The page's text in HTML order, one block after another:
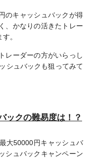
のキャッシュバックが得
、かなりの活きたトレー
。
レーダーの方がいらっし
シュバックも狙ってみて
ックの難易度は！？
大50000円キャッシュバ
シュバックキャンペーン